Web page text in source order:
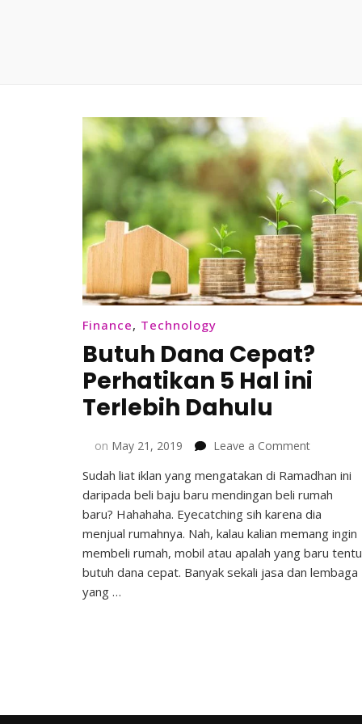
Finance, Technology
Butuh Dana Cepat?
Perhatikan 5 Hal ini
Terlebih Dahulu
on May 21, 2019 Leave a Commenton
Dana
Cepat?
Perhatikan
5
Terlebih
Sudah liat iklan yang mengatakan di Ramadhan ini
daripada beli baju baru mendingan beli rumah
baru? Hahahaha. Eyecatching sih karena dia
menjual rumahnya. Nah, kalau kalian memang ingin
membeli rumah, mobil atau apalah yang baru tentu
butuh dana cepat. Banyak sekali jasa dan lembaga
yang …